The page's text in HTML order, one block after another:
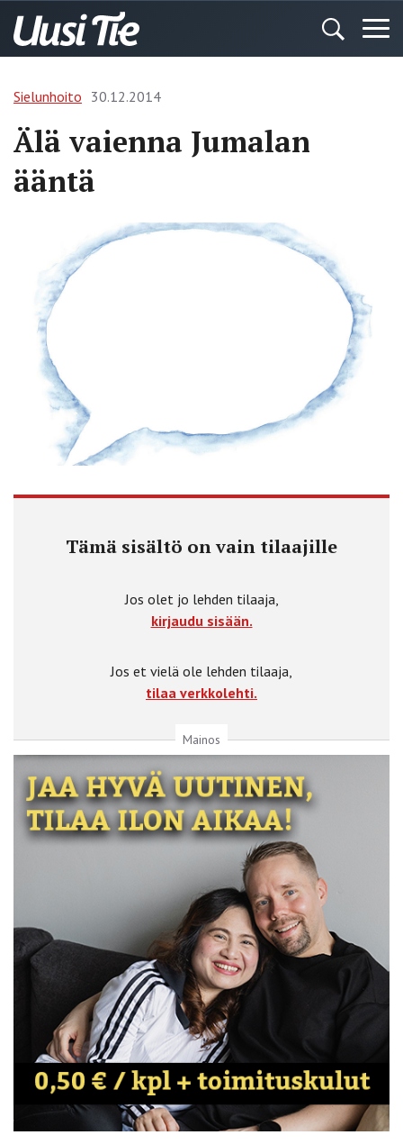
Sielunhoito 30.12.2014
Älä vaienna Jumalan
ääntä
Tämä sisältö on vain tilaajille
Jos olet jo lehden tilaaja,
kirjaudu sisään.
Jos et vielä ole lehden tilaaja,
tilaa verkkolehti.
Mainos